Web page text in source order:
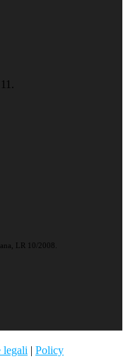
LR 10/2008.
legali | Policy